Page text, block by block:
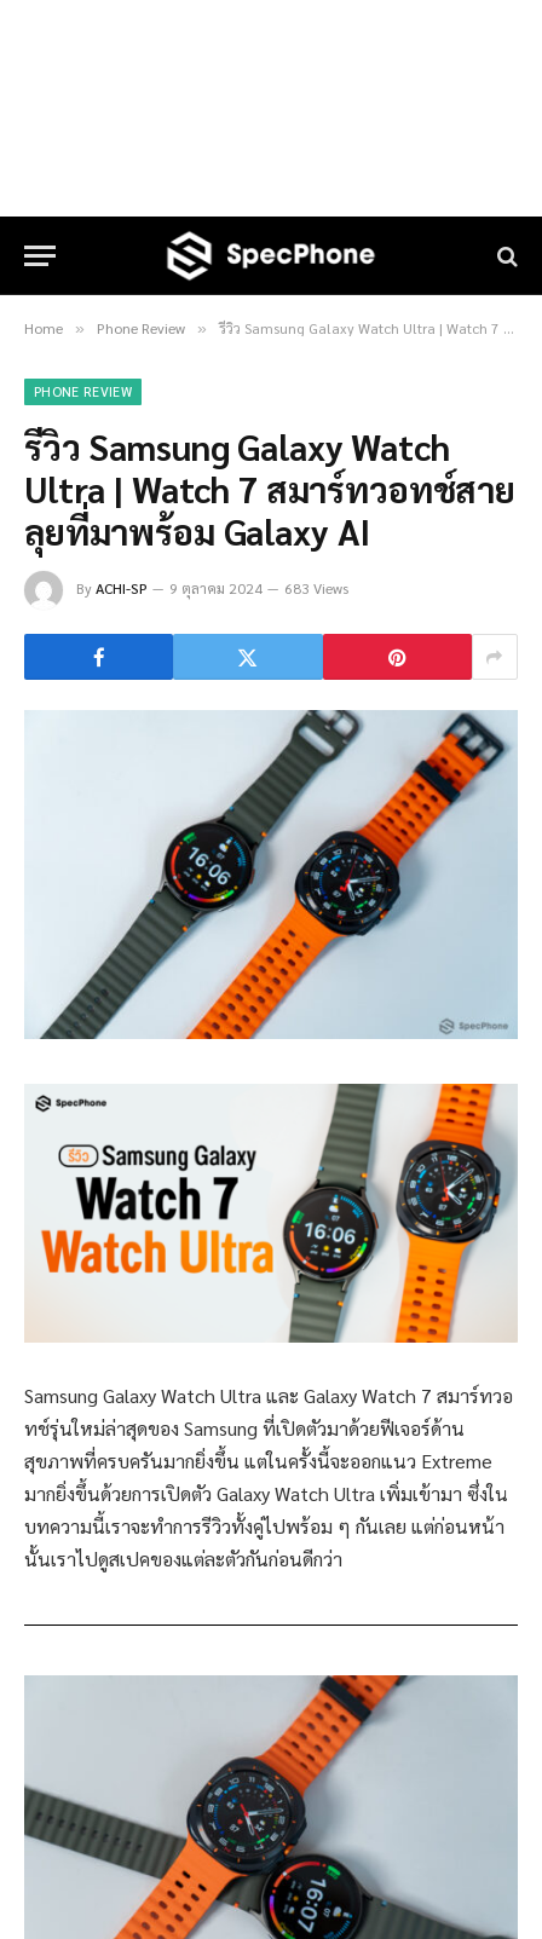
Home » Phone Review » รีวิว Samsung Galaxy Watch Ultra | Watch 7 สมาร์ทวอทช์สายลุยที่มาพร้อม Galaxy AI
PHONE REVIEW
รีวิว Samsung Galaxy Watch
Ultra | Watch 7 สมาร์ทวอทช์สาย
ลุยที่มาพร้อม Galaxy AI
ByACHI-SP 9 ตุลาคม 2024 683 Views
Samsung Galaxy Watch Ultra และ Galaxy Watch 7 สมาร์ทวอ
ทช์รุ่นใหม่ล่าสุดของ Samsung ที่เปิดตัวมาด้วยฟีเจอร์ด้าน
สุขภาพที่ครบครันมากยิ่งขึ้น แต่ในครั้งนี้จะออกแนว Extreme
มากยิ่งขึ้นด้วยการเปิดตัว Galaxy Watch Ultra เพิ่มเข้ามา ซึ่งใน
บทความนี้เราจะทำการรีวิวทั้งคู่ไปพร้อม ๆ กันเลย แต่ก่อนหน้า
นั้นเราไปดูสเปคของแต่ละตัวกันก่อนดีกว่า